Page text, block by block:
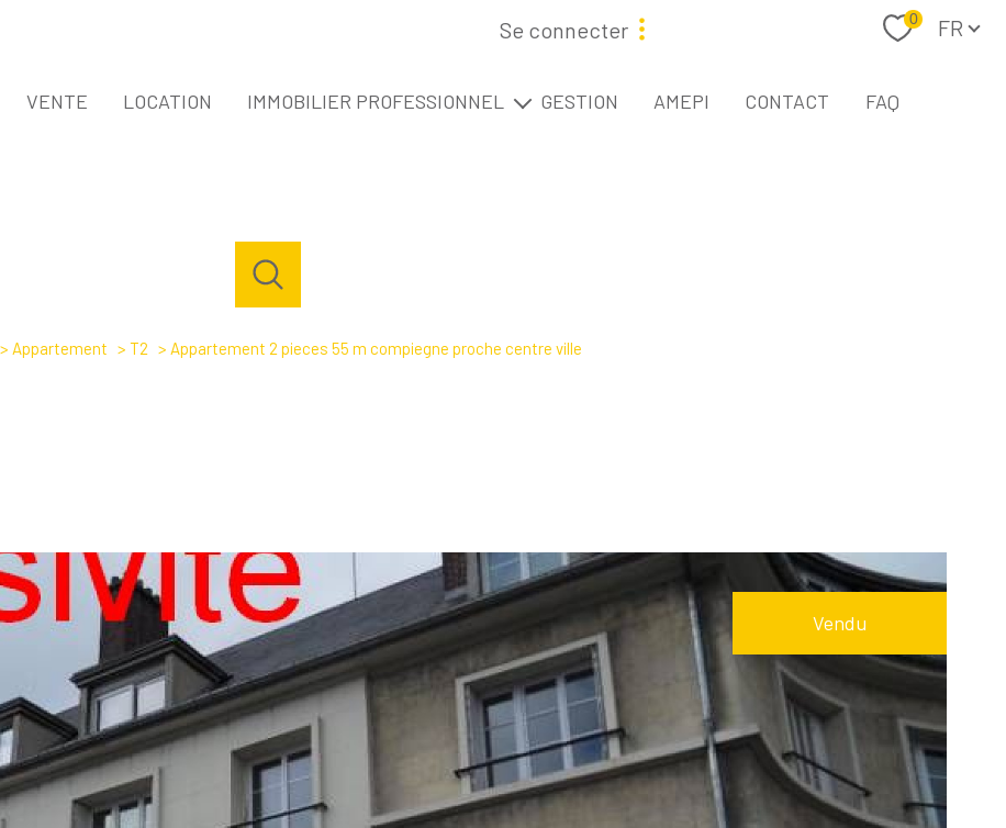
Se connecter 0 FR
VENTE LOCATION IMMOBILIER PROFESSIONNEL GESTION AMEPI CONTACT FAQ
Acheter Louer Estimer
Voir Les2Annonces
Appartement T2 Appartement 2 pieces 55 m compiegne proche centre ville
Vendu